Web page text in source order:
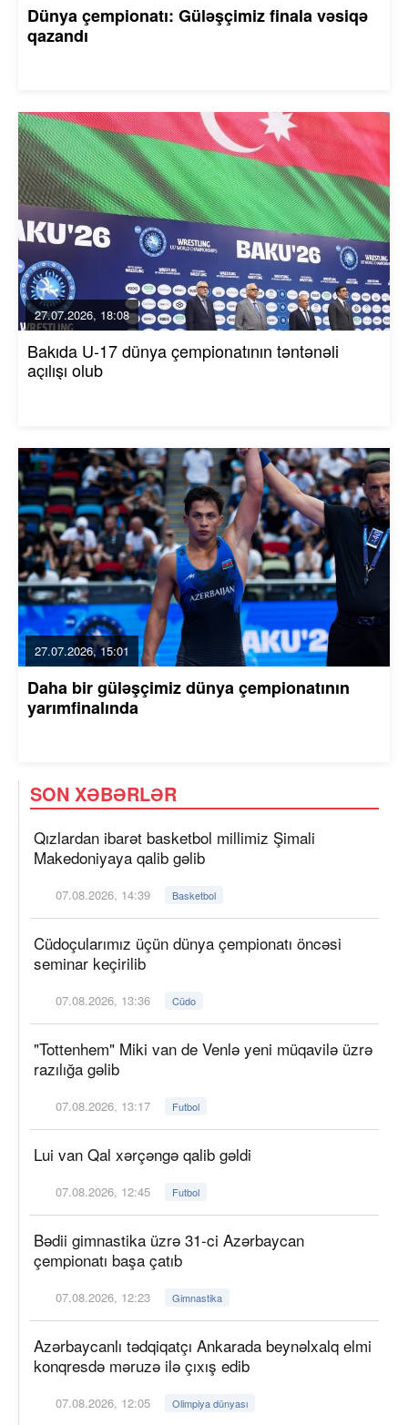
Dünya çempionatı: Güləşçimiz finala vəsiqə
qazandı
27.07.2026, 18:08
Bakıda U-17 dünya çempionatının təntənəli
açılışı olub
27.07.2026, 15:01
Daha bir güləşçimiz dünya çempionatının
yarımfinalında
SON XƏBƏRLƏR
Qızlardan ibarət basketbol millimiz Şimali
Makedoniyaya qalib gəlib
07.08.2026, 14:39 Basketbol
Cüdoçularımız üçün dünya çempionatı öncəsi
seminar keçirilib
07.08.2026, 13:36 Cüdo
"Tottenhem" Miki van de Venlə yeni müqavilə üzrə
razılığa gəlib
07.08.2026, 13:17 Futbol
Lui van Qal xərçəngə qalib gəldi
07.08.2026, 12:45 Futbol
Bədii gimnastika üzrə 31-ci Azərbaycan
çempionatı başa çatıb
07.08.2026, 12:23 Gimnastika
Azərbaycanlı tədqiqatçı Ankarada beynəlxalq elmi
konqresdə məruzə ilə çıxış edib
07.08.2026, 12:05 Olimpiya dünyası